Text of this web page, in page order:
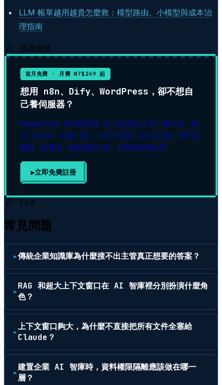
LLM 帳單越用越貴怎麼救：模型路由、小模型與成本治
理指南
// 推薦服務
首月免費 · 月費 NT$249 起
想用 n8n、Dify、WordPress，卻不想自
己養伺服器？
RoamerHost 幫你把開源 AI 與自動化工具一鍵代管：獨
立 Docker、自動 SSL、24/7 監控，60 秒上線。省下租
機器、裝環境、顧維運的力氣，訂閱就能開始用。
立即免費註冊
// FAQ
常見問題
傳統企業知識庫為什麼搜不出主管真正想要的答案？
RAG 和超大上下文窗口在 AI 智庫裡分別扮演什麼角
色？
上下文窗口夠大，為什麼不直接把所有文件全塞給
Claude？
建置企業 AI 智庫時，資料權限隔離應該做在哪一
層？